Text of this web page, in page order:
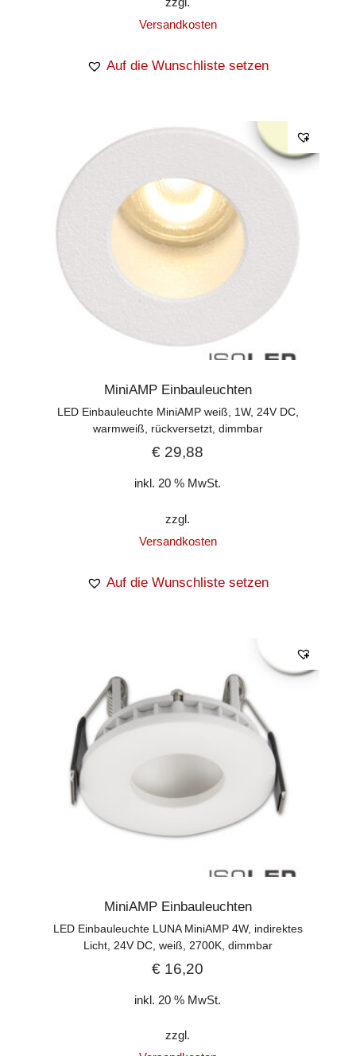
Versandkosten
Auf die Wunschliste setzen
MiniAMP Einbauleuchten
LED Einbauleuchte MiniAMP weiß, 1W, 24V DC,
warmweiß, rückversetzt, dimmbar
€ 29,88
inkl. 20 % MwSt.
zzgl.
Versandkosten
Auf die Wunschliste setzen
MiniAMP Einbauleuchten
LED Einbauleuchte LUNA MiniAMP 4W, indirektes
Licht, 24V DC, weiß, 2700K, dimmbar
€ 16,20
inkl. 20 % MwSt.
zzgl.